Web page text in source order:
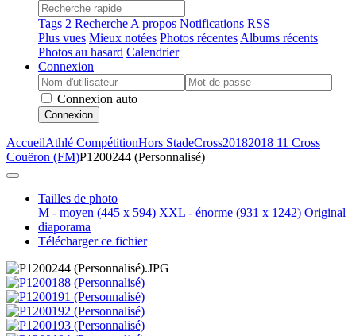
Tags 2 Recherche A propos Notifications RSS
Plus vues Mieux notées Photos récentes Albums récents
Photos au hasard Calendrier
Connexion
Connexion auto
Connexion
AccueilAthlé CompétitionHors StadeCross20182018 11 Cross
Couëron (FM)P1200244 (Personnalisé)
Tailles de photo
M - moyen (445 x 594) XXL - énorme (931 x 1242) Original
diaporama
Télécharger ce fichier